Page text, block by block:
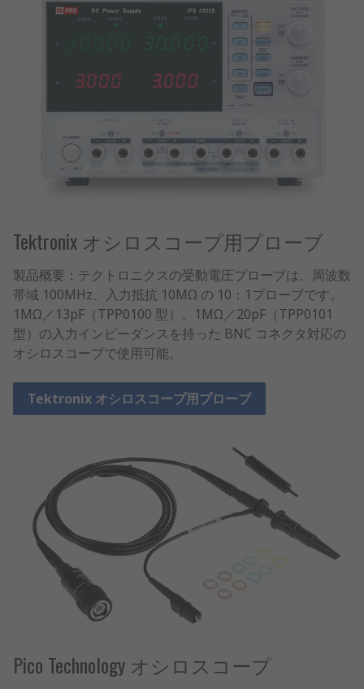
Tektronix オシロスコープ用プローブ
製品概要：テクトロニクスの受動電圧プローブは、周波数
帯域 100MHz、入力抵抗 10MΩ の 10：1プローブです。
1MΩ／13pF（TPP0100 型）、1MΩ／20pF（TPP0101
型）の入力インピーダンスを持った BNC コネクタ対応の
オシロスコープで使用可能。
Tektronix オシロスコープ用プローブ
Pico Technology オシロスコープ